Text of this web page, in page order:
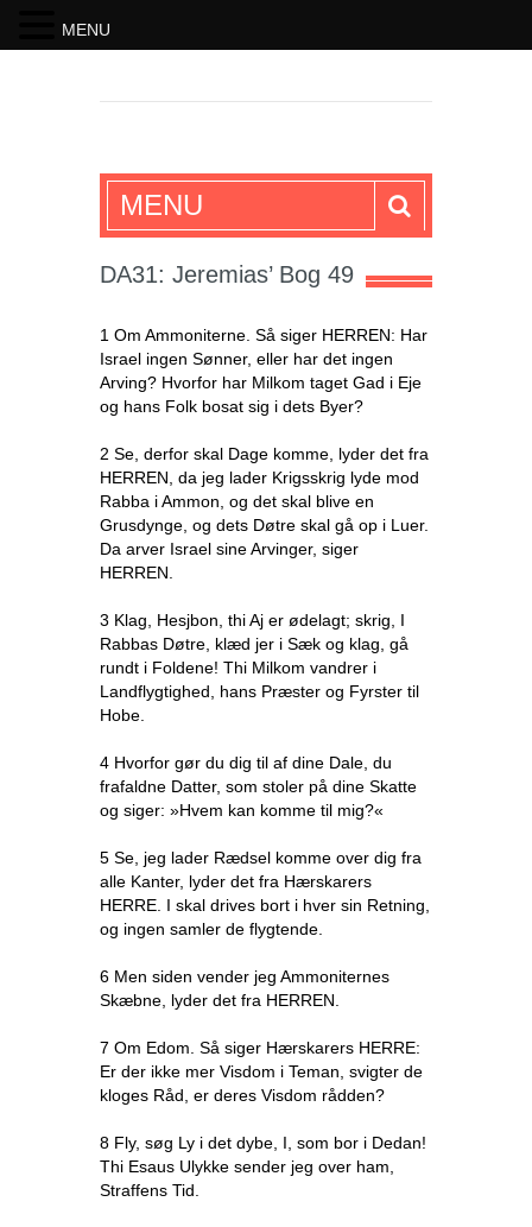
SKRIFTEN
MENU
DA31: Jeremias’ Bog 49
1 Om Ammoniterne. Så siger HERREN: Har
Israel ingen Sønner, eller har det ingen
Arving? Hvorfor har Milkom taget Gad i Eje
og hans Folk bosat sig i dets Byer?
2 Se, derfor skal Dage komme, lyder det fra
HERREN, da jeg lader Krigsskrig lyde mod
Rabba i Ammon, og det skal blive en
Grusdynge, og dets Døtre skal gå op i Luer.
Da arver Israel sine Arvinger, siger
HERREN.
3 Klag, Hesjbon, thi Aj er ødelagt; skrig, I
Rabbas Døtre, klæd jer i Sæk og klag, gå
rundt i Foldene! Thi Milkom vandrer i
Landflygtighed, hans Præster og Fyrster til
Hobe.
4 Hvorfor gør du dig til af dine Dale, du
frafaldne Datter, som stoler på dine Skatte
og siger: »Hvem kan komme til mig?«
5 Se, jeg lader Rædsel komme over dig fra
alle Kanter, lyder det fra Hærskarers
HERRE. I skal drives bort i hver sin Retning,
og ingen samler de flygtende.
6 Men siden vender jeg Ammoniternes
Skæbne, lyder det fra HERREN.
7 Om Edom. Så siger Hærskarers HERRE:
Er der ikke mer Visdom i Teman, svigter de
kloges Råd, er deres Visdom rådden?
8 Fly, søg Ly i det dybe, I, som bor i Dedan!
Thi Esaus Ulykke sender jeg over ham,
Straffens Tid.
MENU